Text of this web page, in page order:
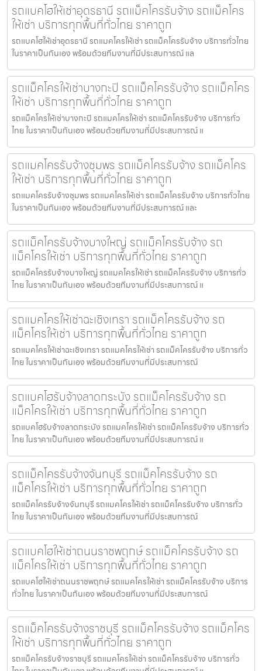
รถแบคโฮให้เช่าอุดรธานี รถแม็คโครรับจ้าง รถแม็คโคร
ให้เช่า บริการทุกพื้นที่ทั่วไทย ราคาถูก
รถแบคโฮให้เช่าอุดรธานี รถแมคโครให้เช่า รถแม็คโครรับจ้าง บริการทั่วไทย
ในราคาเป็นกันเอง พร้อมด้วยทีมงานที่มีประสบการณ์ แล
รถแม็คโครให้เช่าบางกะปิ รถแม็คโครรับจ้าง รถแม็คโคร
ให้เช่า บริการทุกพื้นที่ทั่วไทย ราคาถูก
รถแม็คโครให้เช่าบางกะปิ รถแมคโครให้เช่า รถแม็คโครรับจ้าง บริการทั่ว
ไทย ในราคาเป็นกันเอง พร้อมด้วยทีมงานที่มีประสบการณ์ แ
รถแมคโครรับจ้างชุมพร รถแม็คโครรับจ้าง รถแม็คโคร
ให้เช่า บริการทุกพื้นที่ทั่วไทย ราคาถูก
รถแมคโครรับจ้างชุมพร รถแมคโครให้เช่า รถแม็คโครรับจ้าง บริการทั่วไทย
ในราคาเป็นกันเอง พร้อมด้วยทีมงานที่มีประสบการณ์ และ
รถแม็คโครรับจ้างบางใหญ่ รถแม็คโครรับจ้าง รถ
แม็คโครให้เช่า บริการทุกพื้นที่ทั่วไทย ราคาถูก
รถแม็คโครรับจ้างบางใหญ่ รถแมคโครให้เช่า รถแม็คโครรับจ้าง บริการทั่ว
ไทย ในราคาเป็นกันเอง พร้อมด้วยทีมงานที่มีประสบการณ์ แ
รถแมคโครให้เช่าฉะเชิงเทรา รถแม็คโครรับจ้าง รถ
แม็คโครให้เช่า บริการทุกพื้นที่ทั่วไทย ราคาถูก
รถแมคโครให้เช่าฉะเชิงเทรา รถแมคโครให้เช่า รถแม็คโครรับจ้าง บริการทั่ว
ไทย ในราคาเป็นกันเอง พร้อมด้วยทีมงานที่มีประสบการณ์
รถแบคโฮรับจ้างลาดกระบัง รถแม็คโครรับจ้าง รถ
แม็คโครให้เช่า บริการทุกพื้นที่ทั่วไทย ราคาถูก
รถแบคโฮรับจ้างลาดกระบัง รถแมคโครให้เช่า รถแม็คโครรับจ้าง บริการทั่ว
ไทย ในราคาเป็นกันเอง พร้อมด้วยทีมงานที่มีประสบการณ์ แ
รถแม็คโครรับจ้างจันทบุรี รถแม็คโครรับจ้าง รถ
แม็คโครให้เช่า บริการทุกพื้นที่ทั่วไทย ราคาถูก
รถแม็คโครรับจ้างจันทบุรี รถแมคโครให้เช่า รถแม็คโครรับจ้าง บริการทั่ว
ไทย ในราคาเป็นกันเอง พร้อมด้วยทีมงานที่มีประสบการณ์
รถแบคโฮให้เช่าถนนราชพฤกษ์ รถแม็คโครรับจ้าง รถ
แม็คโครให้เช่า บริการทุกพื้นที่ทั่วไทย ราคาถูก
รถแบคโฮให้เช่าถนนราชพฤกษ์ รถแมคโครให้เช่า รถแม็คโครรับจ้าง บริการ
ทั่วไทย ในราคาเป็นกันเอง พร้อมด้วยทีมงานที่มีประสบการณ์
รถแม็คโครรับจ้างราชบุรี รถแม็คโครรับจ้าง รถแม็คโคร
ให้เช่า บริการทุกพื้นที่ทั่วไทย ราคาถูก
รถแม็คโครรับจ้างราชบุรี รถแมคโครให้เช่า รถแม็คโครรับจ้าง บริการทั่ว